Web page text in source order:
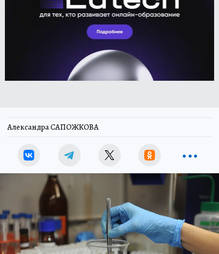
Александра САПОЖКОВА